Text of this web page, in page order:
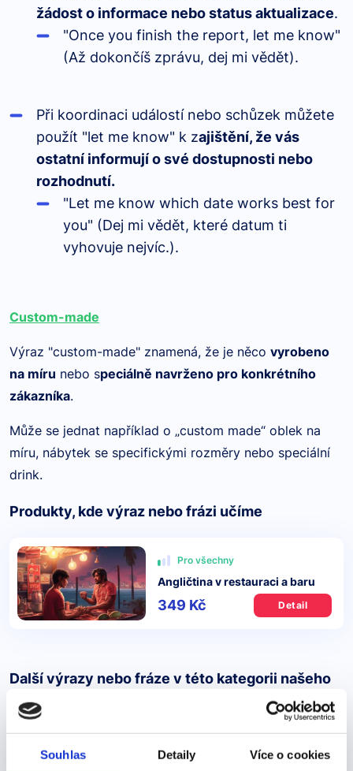
Souhlas Detaily Více o cookies
žádost o informace nebo status aktualizace.
"Once you finish the report, let me know"
(Až dokončíš zprávu, dej mi vědět).
Při koordinaci událostí nebo schůzek můžete
použít "let me know" k zajištění, že vás
ostatní informují o své dostupnosti nebo
rozhodnutí.
"Let me know which date works best for
you" (Dej mi vědět, které datum ti
vyhovuje nejvíc.).
Custom-made
Výraz "custom-made" znamená, že je něco vyrobeno
na míru nebo speciálně navrženo pro konkrétního
zákazníka.
Může se jednat například o „custom made“ oblek na
míru, nábytek se specifickými rozměry nebo speciální
drink.
Produkty, kde výraz nebo frázi učíme
Pro všechny
Angličtina v restauraci a baru
349 Kč Detail
Další výrazy nebo fráze v této kategorii našeho
slovníku
By the way, what's the best snack
here to go with the drink?